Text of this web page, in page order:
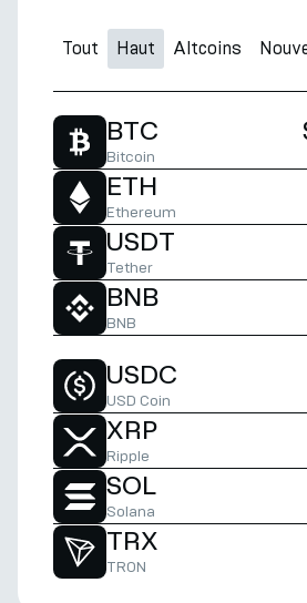
Tout Haut Altcoins
BTC
Bitcoin
ETH
Ethereum
USDT
Tether
BNB
BNB
USDC
USD Coin
XRP
Ripple
SOL
Solana
TRX
TRON